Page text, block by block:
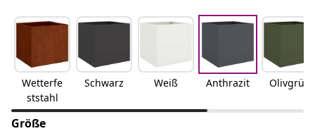
Wetterfe
ststahl
Schwarz Weiß Anthrazit Olivgrün
Größe